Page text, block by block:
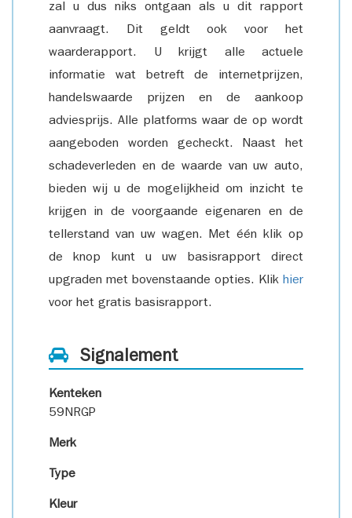
zal u dus niks ontgaan als u dit rapport
aanvraagt. Dit geldt ook voor het
waarderapport. U krijgt alle actuele
informatie wat betreft de internetprijzen,
handelswaarde prijzen en de aankoop
adviesprijs. Alle platforms waar de op wordt
aangeboden worden gecheckt. Naast het
schadeverleden en de waarde van uw auto,
bieden wij u de mogelijkheid om inzicht te
krijgen in de voorgaande eigenaren en de
tellerstand van uw wagen. Met één klik op
de knop kunt u uw basisrapport direct
upgraden met bovenstaande opties. Klik hier
voor het gratis basisrapport.
Signalement
Kenteken
59NRGP
Merk
Type
Kleur